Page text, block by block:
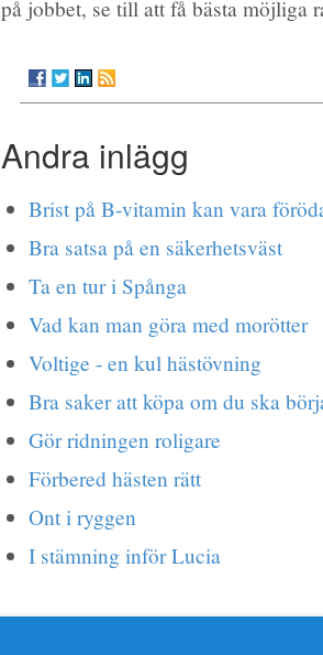
på jobbet, se till att få bästa möjliga
Andra inlägg
Brist på B-vitamin kan vara
Bra satsa på en säkerhetsväst
Ta en tur i Spånga
Vad kan man göra med morötter
Voltige - en kul hästövning
Bra saker att köpa om du ska
Gör ridningen roligare
Förbered hästen rätt
Ont i ryggen
I stämning inför Lucia